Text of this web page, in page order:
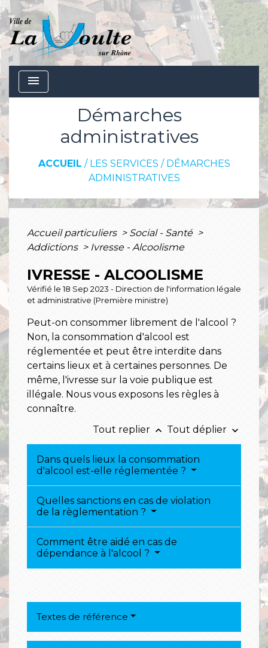
menu
Démarches
administratives
ACCUEIL / LES SERVICES / DÉMARCHES
ADMINISTRATIVES
Accueil particuliers > Social - Santé >
Addictions > Ivresse - Alcoolisme
IVRESSE - ALCOOLISME
Vérifié le 18 Sep 2023 - Direction de l'information légale
et administrative (Première ministre)
Peut-on consommer librement de l'alcool ?
Non, la consommation d'alcool est
réglementée et peut être interdite dans
certains lieux et à certaines personnes. De
même, l'ivresse sur la voie publique est
illégale. Nous vous exposons les règles à
connaître.
Tout replier keyboard_arrow_up Tout déplier keyboard_arrow_down
Dans quels lieux la consommation
d'alcool est-elle réglementée ?
Quelles sanctions en cas de violation
de la règlementation ?
Comment être aidé en cas de
dépendance à l'alcool ?
Textes de référence